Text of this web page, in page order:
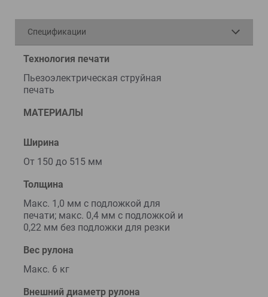
Спецификации
Технология печати
Пьезоэлектрическая струйная
печать
МАТЕРИАЛЫ
Ширина
От 150 до 515 мм
Толщина
Макс. 1,0 мм с подложкой для
печати; макс. 0,4 мм с подложкой и
0,22 мм без подложки для резки
Вес рулона
Макс. 6 кг
Внешний диаметр рулона